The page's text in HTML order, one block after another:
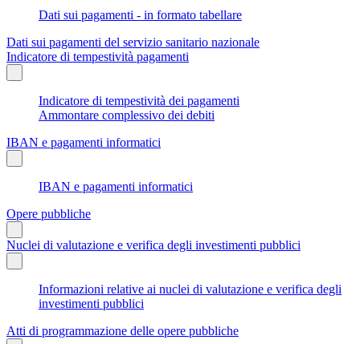
Dati sui pagamenti - in formato tabellare
Dati sui pagamenti del servizio sanitario nazionale
Indicatore di tempestività pagamenti
Indicatore di tempestività dei pagamenti
Ammontare complessivo dei debiti
IBAN e pagamenti informatici
IBAN e pagamenti informatici
Opere pubbliche
Nuclei di valutazione e verifica degli investimenti pubblici
Informazioni relative ai nuclei di valutazione e verifica degli
investimenti pubblici
Atti di programmazione delle opere pubbliche